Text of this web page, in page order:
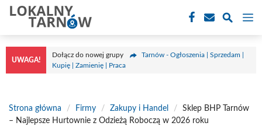
Przejdź
treści
UWAGA!
Dołącz do nowej grupy
Tarnów - Ogłoszenia | Sprzedam |
Kupię | Zamienię | Praca
Strona główna / Firmy / Zakupy i Handel /
Sklep BHP Tarnów
– Najlepsze Hurtownie z Odzieżą Roboczą w 2026 roku